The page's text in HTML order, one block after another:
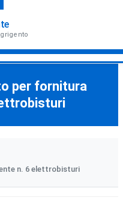
per fornitura
n. 6 elettrobisturi